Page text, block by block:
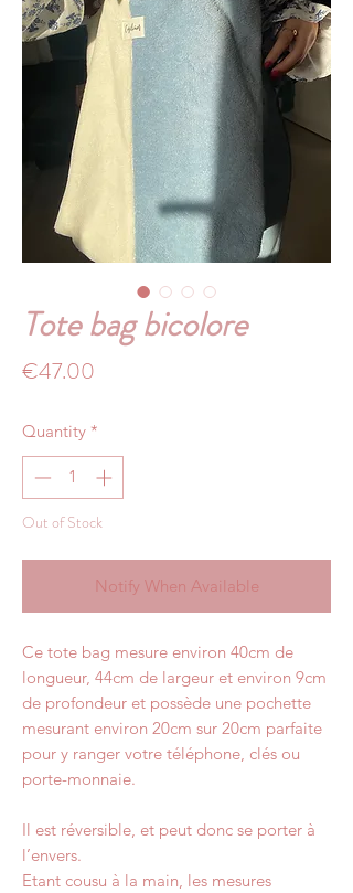
Tote bag bicolore
€47.00
Quantity *
Out of Stock
Notify When Available
Ce tote bag mesure environ 40cm de
longueur, 44cm de largeur et environ 9cm
de profondeur et possède une pochette
mesurant environ 20cm sur 20cm parfaite
pour y ranger votre téléphone, clés ou
porte-monnaie.
Il est réversible, et peut donc se porter à
l’envers.
Etant cousu à la main, les mesures